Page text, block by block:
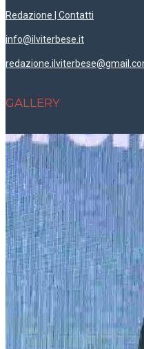
Redazione | Contatti
info@ilviterbese.it
GALLERY